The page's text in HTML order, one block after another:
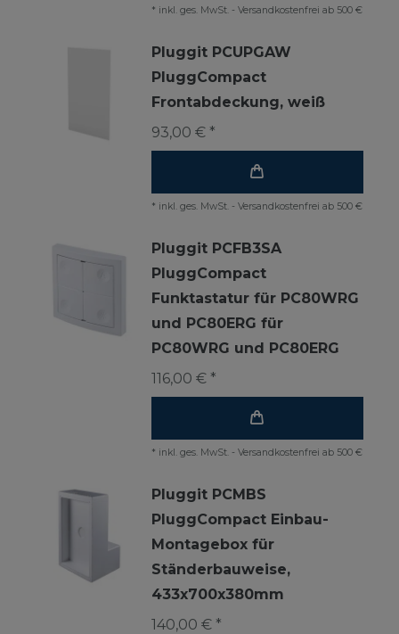
* inkl. ges. MwSt. - Versandkostenfrei ab 500 €
Pluggit PCUPGAW
PluggCompact
Frontabdeckung, weiß
93,00 € *
* inkl. ges. MwSt. - Versandkostenfrei ab 500 €
Pluggit PCFB3SA
PluggCompact
Funktastatur für PC80WRG
und PC80ERG für
PC80WRG und PC80ERG
116,00 € *
* inkl. ges. MwSt. - Versandkostenfrei ab 500 €
Pluggit PCMBS
PluggCompact Einbau-
Montagebox für
Ständerbauweise,
433x700x380mm
140,00 € *